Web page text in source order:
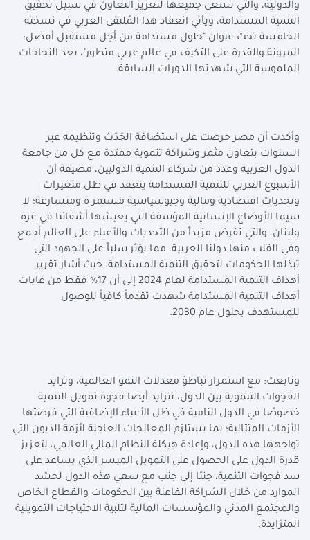
والدولية، والتي تسعى جميعها لتعزيز التعاون في سبيل تحقيق
التنمية المستدامة، ويأتي انعقاد هذا المُلتقى العربي في نسخته
الخامسة تحت عنوان "حلول مستدامة من أجل مستقبل أفضل:
المرونة والقدرة على التكيف في عالم عربي متطور"، بعد النجاحات
الملموسة التي شهدتها الدورات السابقة.
وأكدت أن مصر حرصت على استضافة الحَدَث وتنظيمه عبر
السنوات بتعاون مثمر وشراكة تنموية ممتدة مع كل من جامعة
الدول العربية وعدد من شركاء التنمية الدوليين، مضيفة أن
الأسبوع العربي للتنمية المستدامة ينعقد في ظل متغيرات
وتحديات اقتصادية ومالية وجيوسياسية مستمر ة ومتسارعة؛ لا
سيما الأوضاع الإنسانية المؤسفة التي يعيشها أشقائنا في غزة
ولبنان، والتي تفرض مزيداً من التحديات والأعباء على العالم أجمع
وفي القلب منها دولنا العربية، مما يؤثر سلباً على الجهود التي
تبذلها الحكومات لتحقيق التنمية المستدامة. حيث أشار تقرير
أهداف التنمية المستدامة لعام 2024 إلى أن 17% فقط من غايات
أهداف التنمية المستدامة شهدت تقدماً كافياً للوصول
للمستهدف بحلول عام 2030.
وتابعت: مع استمرار تباطؤ معدلات النمو العالمية، وتزايد
الفجوات التنموية بين الدول، تتزايد أيضا فجوة تمويل التنمية
خصوصًا في الدول النامية في ظل الأعباء الإضافية التي فرضتها
الأزمات المتتالية؛ بما يستلزم المعالجات العاجلة لأزمة الديون التي
تواجهها هذه الدول، وإعادة هيكلة النظام المالي العالمي، لتعزيز
قدرة الدول على الحصول على التمويل الميسر الذي يساعد على
سد فجوات التنمية، جنبًا إلى جنب مع سعي هذه الدول لحشد
الموارد من خلال الشراكة الفاعلة بين الحكومات والقطاع الخاص
والمجتمع المدني والمؤسسات المالية لتلبية الاحتياجات التمويلية
المتزايدة.